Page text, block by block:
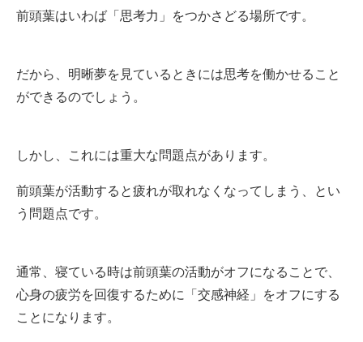
前頭葉はいわば「思考力」をつかさどる場所です。
だから、明晰夢を見ているときには思考を働かせること
ができるのでしょう。
しかし、これには重大な問題点があります。
前頭葉が活動すると疲れが取れなくなってしまう、とい
う問題点です。
通常、寝ている時は前頭葉の活動がオフになることで、
心身の疲労を回復するために「交感神経」をオフにする
ことになります。